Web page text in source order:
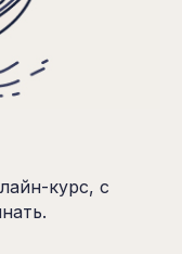
курс, с